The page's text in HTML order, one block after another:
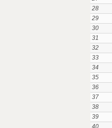
28
29
30
31
32
33
34
35
36
37
38
39
40